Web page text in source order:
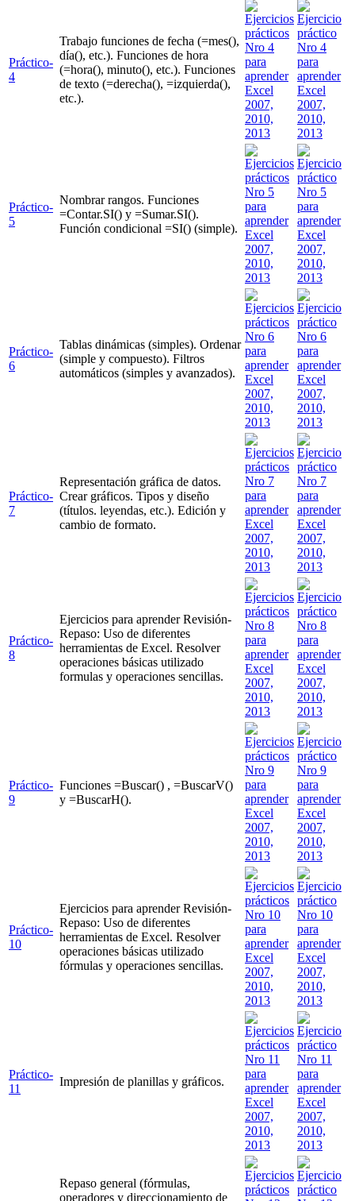
Práctico-
4
Trabajo funciones de fecha (=mes(),
día(), etc.). Funciones de hora
(=hora(), minuto(), etc.). Funciones
de texto (=derecha(), =izquierda(),
etc.).
Práctico-
5
Nombrar rangos. Funciones
=Contar.SI() y =Sumar.SI().
Función condicional =SI() (simple).
Práctico-
6
Tablas dinámicas (simples). Ordenar
(simple y compuesto). Filtros
automáticos (simples y avanzados).
Práctico-
7
Representación gráfica de datos.
Crear gráficos. Tipos y diseño
(títulos. leyendas, etc.). Edición y
cambio de formato.
Práctico-
8
Ejercicios para aprender Revisión-
Repaso: Uso de diferentes
herramientas de Excel. Resolver
operaciones básicas utilizado
formulas y operaciones sencillas.
Práctico-
9
Funciones =Buscar() , =BuscarV()
y =BuscarH().
Práctico-
10
Ejercicios para aprender Revisión-
Repaso: Uso de diferentes
herramientas de Excel. Resolver
operaciones básicas utilizado
fórmulas y operaciones sencillas.
Práctico-
11
Impresión de planillas y gráficos.
Repaso general (fórmulas,
operadores y direccionamiento de